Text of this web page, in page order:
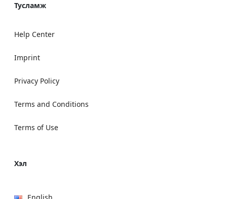
Тусламж
Help Center
Imprint
Privacy Policy
Terms and Conditions
Terms of Use
Хэл